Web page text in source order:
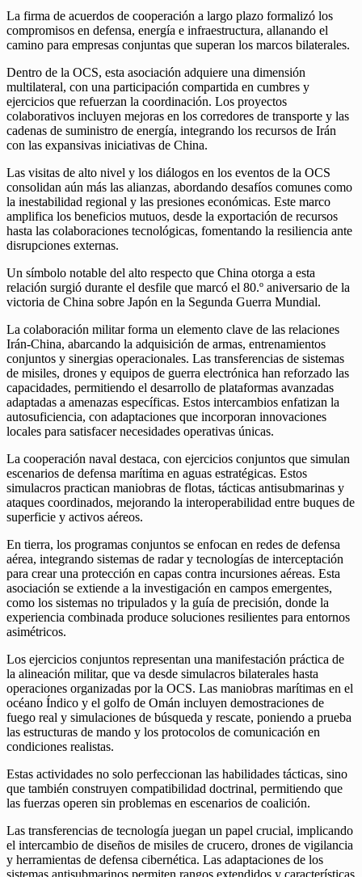
La firma de acuerdos de cooperación a largo plazo formalizó los
compromisos en defensa, energía e infraestructura, allanando el
camino para empresas conjuntas que superan los marcos bilaterales.
Dentro de la OCS, esta asociación adquiere una dimensión
multilateral, con una participación compartida en cumbres y
ejercicios que refuerzan la coordinación. Los proyectos
colaborativos incluyen mejoras en los corredores de transporte y las
cadenas de suministro de energía, integrando los recursos de Irán
con las expansivas iniciativas de China.
Las visitas de alto nivel y los diálogos en los eventos de la OCS
consolidan aún más las alianzas, abordando desafíos comunes como
la inestabilidad regional y las presiones económicas. Este marco
amplifica los beneficios mutuos, desde la exportación de recursos
hasta las colaboraciones tecnológicas, fomentando la resiliencia ante
disrupciones externas.
Un símbolo notable del alto respecto que China otorga a esta
relación surgió durante el desfile que marcó el 80.º aniversario de la
victoria de China sobre Japón en la Segunda Guerra Mundial.
La colaboración militar forma un elemento clave de las relaciones
Irán-China, abarcando la adquisición de armas, entrenamientos
conjuntos y sinergias operacionales. Las transferencias de sistemas
de misiles, drones y equipos de guerra electrónica han reforzado las
capacidades, permitiendo el desarrollo de plataformas avanzadas
adaptadas a amenazas específicas. Estos intercambios enfatizan la
autosuficiencia, con adaptaciones que incorporan innovaciones
locales para satisfacer necesidades operativas únicas.
La cooperación naval destaca, con ejercicios conjuntos que simulan
escenarios de defensa marítima en aguas estratégicas. Estos
simulacros practican maniobras de flotas, tácticas antisubmarinas y
ataques coordinados, mejorando la interoperabilidad entre buques de
superficie y activos aéreos.
En tierra, los programas conjuntos se enfocan en redes de defensa
aérea, integrando sistemas de radar y tecnologías de interceptación
para crear una protección en capas contra incursiones aéreas. Esta
asociación se extiende a la investigación en campos emergentes,
como los sistemas no tripulados y la guía de precisión, donde la
experiencia combinada produce soluciones resilientes para entornos
asimétricos.
Los ejercicios conjuntos representan una manifestación práctica de
la alineación militar, que va desde simulacros bilaterales hasta
operaciones organizadas por la OCS. Las maniobras marítimas en el
océano Índico y el golfo de Omán incluyen demostraciones de
fuego real y simulaciones de búsqueda y rescate, poniendo a prueba
las estructuras de mando y los protocolos de comunicación en
condiciones realistas.
Estas actividades no solo perfeccionan las habilidades tácticas, sino
que también construyen compatibilidad doctrinal, permitiendo que
las fuerzas operen sin problemas en escenarios de coalición.
Las transferencias de tecnología juegan un papel crucial, implicando
el intercambio de diseños de misiles de crucero, drones de vigilancia
y herramientas de defensa cibernética. Las adaptaciones de los
sistemas antisubmarinos permiten rangos extendidos y características